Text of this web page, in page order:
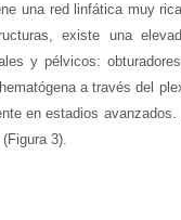
una red linfática muy
existe una
y pélvicos:
a través del
en estadios
3).